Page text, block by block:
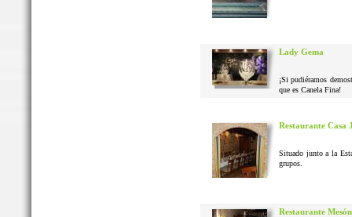
Lady Gema
¡Si pudiéramos
que es Canela Fina!
Restaurante Casa
Situado junto a la
grupos.
Restaurante